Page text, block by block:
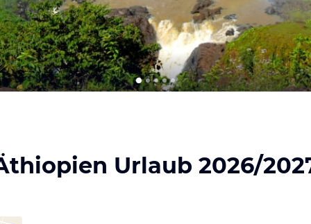
Urlaub 2026/